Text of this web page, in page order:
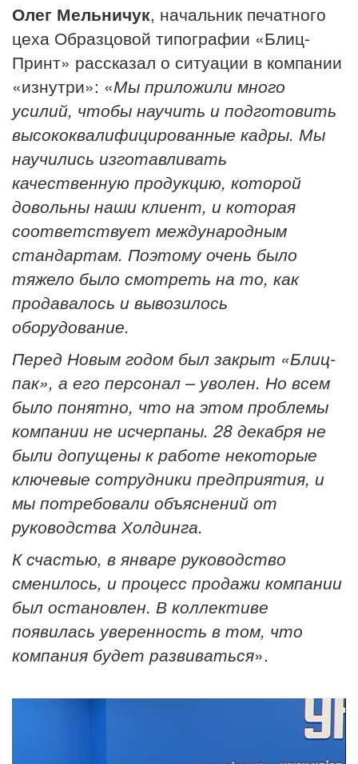
Олег Мельничук, начальник печатного
цеха Образцовой типографии «Блиц-
Принт» рассказал о ситуации в компании
«изнутри»: «Мы приложили много
усилий, чтобы научить и подготовить
высококвалифицированные кадры. Мы
научились изготавливать
качественную продукцию, которой
довольны наши клиент, и которая
соответствует международным
стандартам. Поэтому очень было
тяжело было смотреть на то, как
продавалось и вывозилось
оборудование.
Перед Новым годом был закрыт «Блиц-
пак», а его персонал – уволен. Но всем
было понятно, что на этом проблемы
компании не исчерпаны. 28 декабря не
были допущены к работе некоторые
ключевые сотрудники предприятия, и
мы потребовали объяснений от
руководства Холдинга.
К счастью, в январе руководство
сменилось, и процесс продажи компании
был остановлен. В коллективе
появилась уверенность в том, что
компания будет развиваться».